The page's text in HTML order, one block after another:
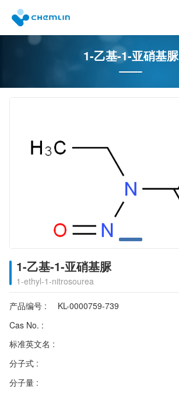
1-乙基-1-亚硝基脲
1-乙基-1-亚硝基脲
1-ethyl-1-nitrosourea
产品编号 :
KL-0000759-739
Cas No. :
标准英文名 :
分子式 :
分子量 :